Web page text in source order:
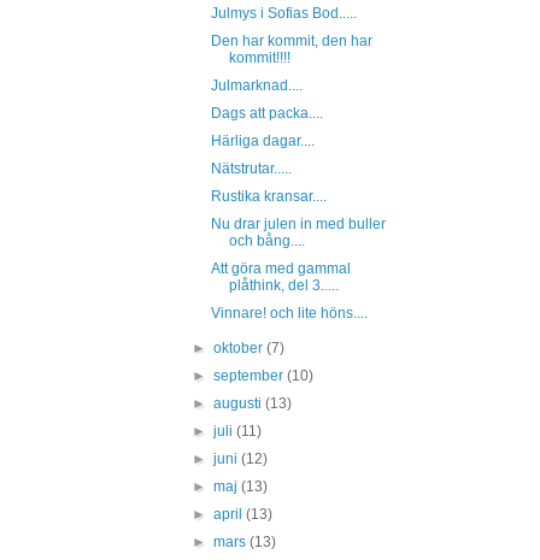
Julmys i Sofias Bod.....
Den har kommit, den har
kommit!!!!
Julmarknad....
Dags att packa....
Härliga dagar....
Nätstrutar.....
Rustika kransar....
Nu drar julen in med buller
och bång....
Att göra med gammal
plåthink, del 3.....
Vinnare! och lite höns....
►oktober(7)
►september(10)
►augusti(13)
►juli(11)
►juni(12)
►maj(13)
►april(13)
►mars(13)